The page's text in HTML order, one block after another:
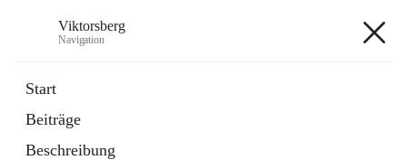
Viktorsberg
Navigation
Start
Beiträge
Beschreibung
1 Schnellzugriff